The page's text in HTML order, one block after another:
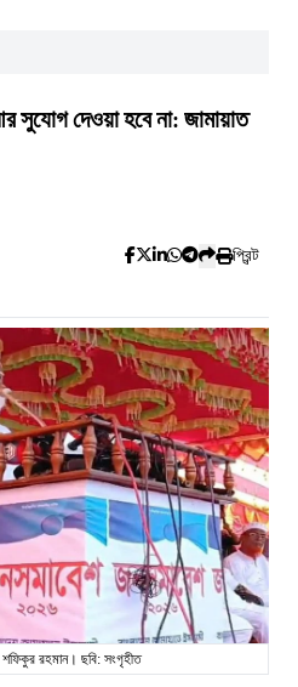
সুযোগ দেওয়া হবে না: জামায়াত
প্রিন্ট
শফিকুর রহমান। ছবি: সংগৃহীত